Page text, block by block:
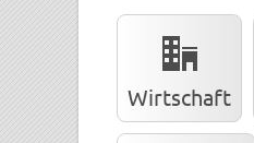
Wirtschaft